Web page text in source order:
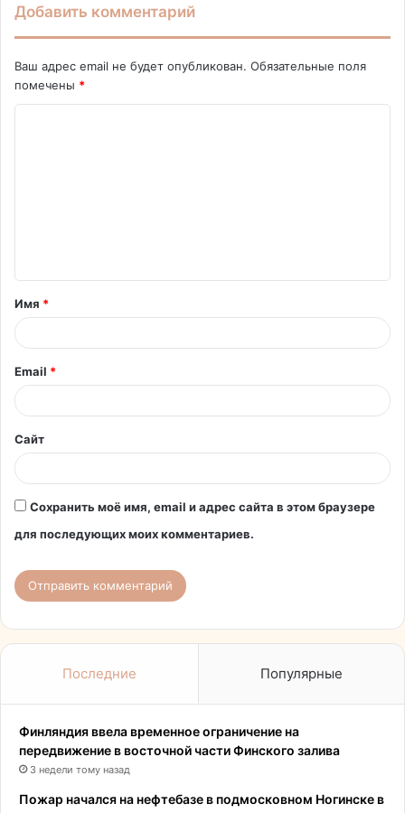
Добавить комментарий
Ваш адрес email не будет опубликован. Обязательные поля
помечены *
т
а
й
*
Имя *
Email *
Сайт
Сохранить моё имя, email и адрес сайта в этом браузере
для последующих моих комментариев.
Последние Популярные
Финляндия ввела временное ограничение на
передвижение в восточной части Финского залива
3 недели тому назад
Пожар начался на нефтебазе в подмосковном Ногинске в